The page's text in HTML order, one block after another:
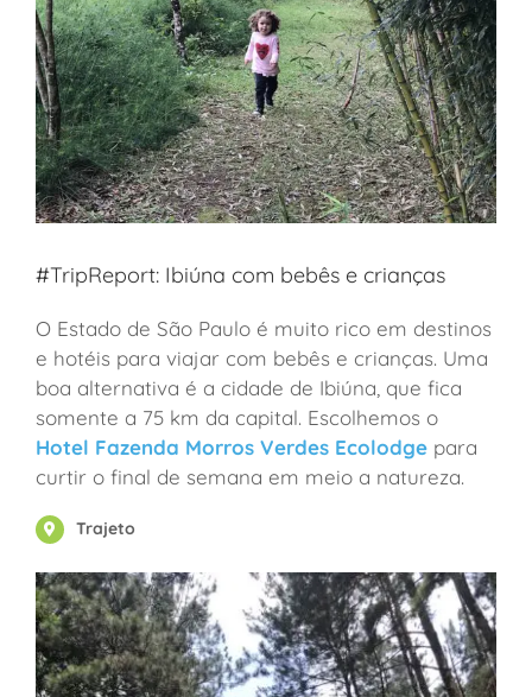
#TripReport: Ibiúna com bebês e crianças
O Estado de São Paulo é muito rico em destinos
e hotéis para viajar com bebês e crianças. Uma
boa alternativa é a cidade de Ibiúna, que fica
somente a 75 km da capital. Escolhemos o
Hotel Fazenda Morros Verdes Ecolodgepara
curtir o final de semana em meio a natureza.
Trajeto